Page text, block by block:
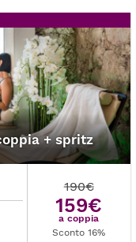
+ spritz
190€
159€
a coppia
Sconto 16%